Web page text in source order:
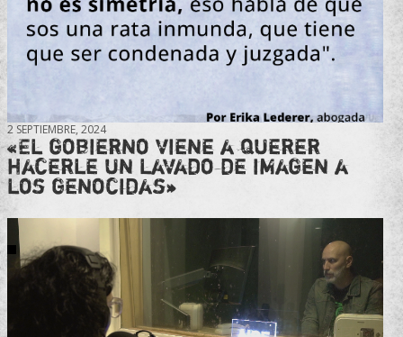
2 SEPTIEMBRE, 2024
«El gobierno viene a querer
hacerle un lavado de imagen a
los genocidas»